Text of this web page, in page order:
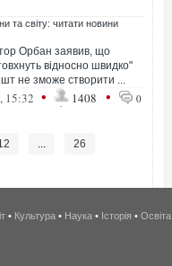
та світу: читати новини
Орбан заявив, що
відносно швидко"
не зможе створити ...
15:32 • 1408 • 0
... 26
• Культура • Наука • Історія • Освіта